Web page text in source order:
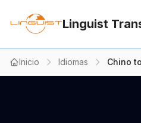
Linguist
Inicio Idiomas Chino